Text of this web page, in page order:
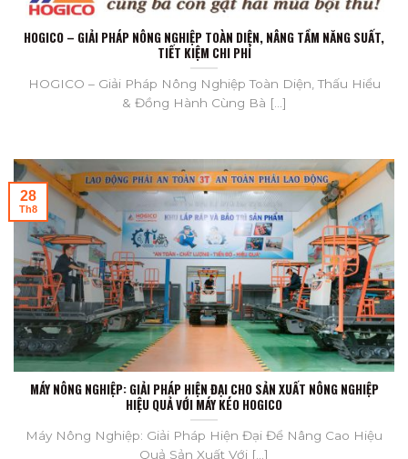
HOGICO – GIẢI PHÁP NÔNG NGHIỆP TOÀN DIỆN, NÂNG TẦM NĂNG SUẤT,
TIẾT KIỆM CHI PHÍ
HOGICO – Giải Pháp Nông Nghiệp Toàn Diện, Thấu Hiểu
& Đồng Hành Cùng Bà [...]
MÁY NÔNG NGHIỆP: GIẢI PHÁP HIỆN ĐẠI CHO SẢN XUẤT NÔNG NGHIỆP
HIỆU QUẢ VỚI MÁY KÉO HOGICO
Máy Nông Nghiệp: Giải Pháp Hiện Đại Để Nâng Cao Hiệu
Quả Sản Xuất Với [...]
28
Th8